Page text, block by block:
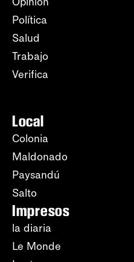
Política
Salud
Trabajo
Verifica
Local
Colonia
Maldonado
Paysandú
Salto
Impresos
la diaria
Le Monde